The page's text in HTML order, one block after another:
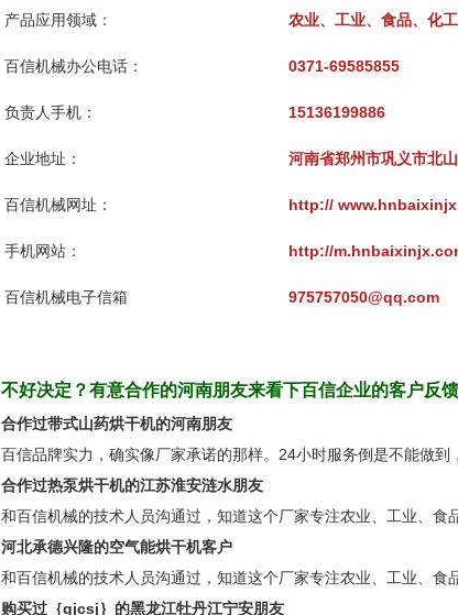
产品应用领域： 农业、工业、食品、化
百信机械办公电话： 0371-69585855
负责人手机： 15136199886
企业地址： 河南省郑州市巩义市北
百信机械网址： http://
手机网站： http://
百信机械电子信箱 975757050@qq.com
不好决定？有意合作的河南朋友来看下百信企业的客户反馈
合作过带式山药烘干机的河南朋友
百信品牌实力，确实像厂家承诺的那样。24小时服务倒是不能做到
合作过热泵烘干机的江苏淮安涟水朋友
和百信机械的技术人员沟通过，知道这个厂家专注农业、工业、
河北承德兴隆的空气能烘干机客户
和百信机械的技术人员沟通过，知道这个厂家专注农业、工业、
购买过｛gjcsj｝的黑龙江牡丹江宁安朋友